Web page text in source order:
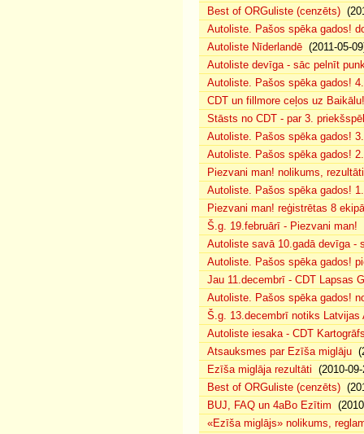
Best of ORGuliste (cenzēts)
Autoliste. Pašos spēka gados!
Autoliste Nīderlandē (2011-05-
Autoliste devīga - sāc pelnīt
Autoliste. Pašos spēka gados!
CDT un fillmore ceļos uz Baikālu!
Stāsts no CDT - par 3.
Autoliste. Pašos spēka gados!
Autoliste. Pašos spēka gados!
Piezvani man! nolikums,
Autoliste. Pašos spēka gados!
Piezvani man! reģistrētas 8
Š.g. 19.februārī - Piezvani man!
Autoliste savā 10.gadā devīga -
Autoliste. Pašos spēka gados!
Jau 11.decembrī - CDT Lapsas
Autoliste. Pašos spēka gados!
Š.g. 13.decembrī notiks Latvijas
Autoliste iesaka - CDT
Atsauksmes par Ezīša miglāju
Ezīša miglāja rezultāti (2010-
Best of ORGuliste (cenzēts)
BUJ, FAQ un 4aBo Ezītim
«Ezīša miglājs» nolikums,